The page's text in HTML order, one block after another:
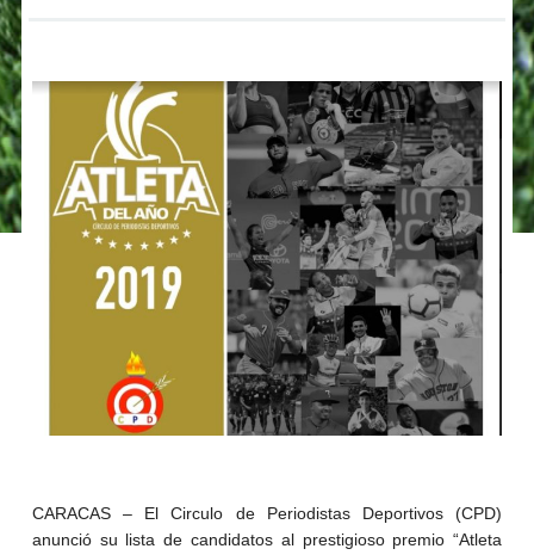
CARACAS – El Circulo de Periodistas Deportivos (CPD)
anunció su lista de candidatos al prestigioso premio “Atleta